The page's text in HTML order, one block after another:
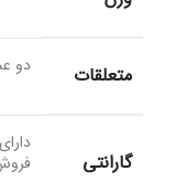
متعلقات دو
گارانتی